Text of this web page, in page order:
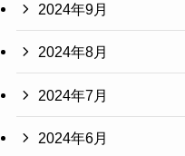
2024年9月
2024年8月
2024年7月
2024年6月